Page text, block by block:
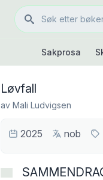
Sakprosa
Løvfall
av Mali Ludvigsen
2025 nob